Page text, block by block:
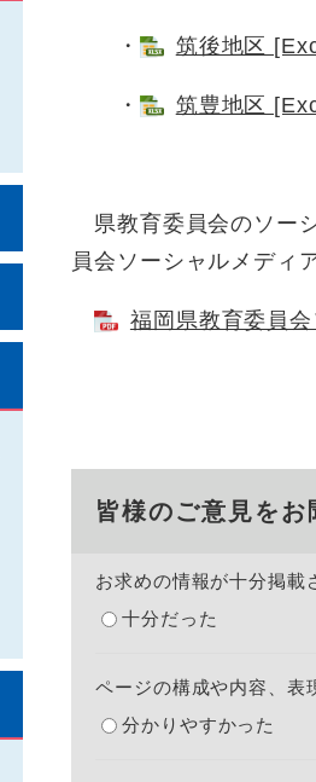
・ 筑後地区
・ 筑豊地区
県教育委員会のソー
員会ソーシャルメディ
福岡県教育委員
皆様のご意見をお
お求めの情報が十分掲載
十分だった
ページの構成や内容、表
分かりやすかった